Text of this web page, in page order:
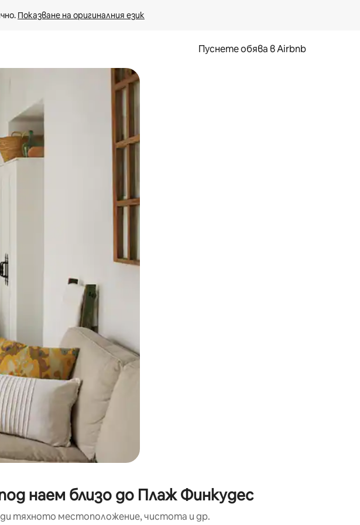
Показване на оригиналния език
Пуснете обява в Airbnb
или навигирайте с докосване или плъзгане.
наем близо до Плаж Финкудес
тяхното местоположение, чистота и др.